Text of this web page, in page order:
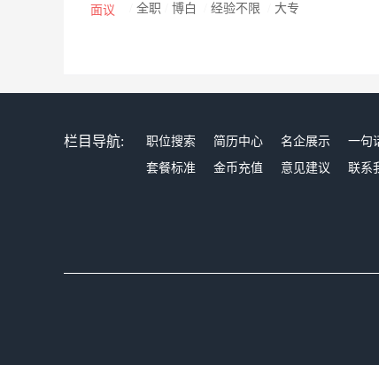
面议 全职 博白 经验不限 大专
栏目导航: 职位搜索 简历中心 名企展示 一句
套餐标准
金币充值 意见建议 联系